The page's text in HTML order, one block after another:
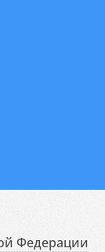
Федерации